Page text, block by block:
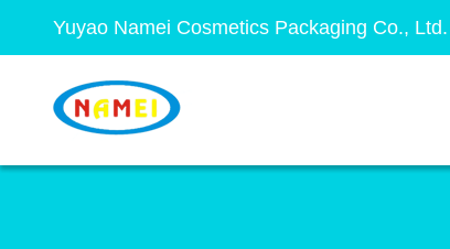
Yuyao Namei Cosmetics Packaging Co., Ltd.